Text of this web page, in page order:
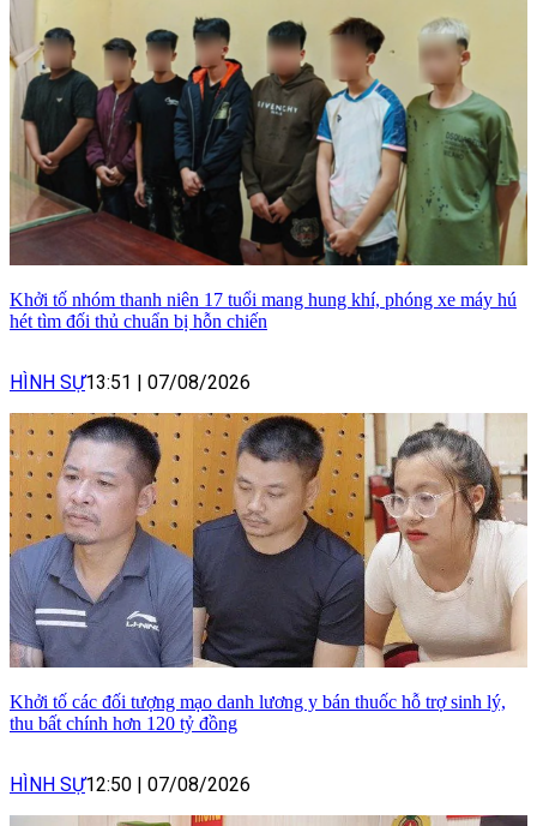
Khởi tố nhóm thanh niên 17 tuổi mang hung khí, phóng xe máy hú
hét tìm đối thủ chuẩn bị hỗn chiến
HÌNH SỰ13:51 | 07/08/2026
Khởi tố các đối tượng mạo danh lương y bán thuốc hỗ trợ sinh lý,
thu bất chính hơn 120 tỷ đồng
HÌNH SỰ12:50 07/08/2026